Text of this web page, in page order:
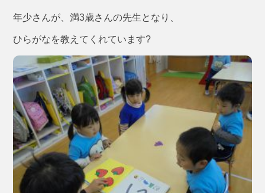
年少さんが、満3歳さんの先生となり、
ひらがなを教えてくれています?